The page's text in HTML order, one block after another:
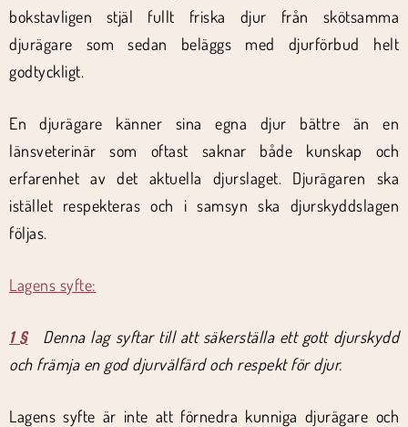
bokstavligen stjäl fullt friska djur från skötsamma
djurägare som sedan beläggs med djurförbud helt
godtyckligt.
En djurägare känner sina egna djur bättre än en
länsveterinär som oftast saknar både kunskap och
erfarenhet av det aktuella djurslaget. Djurägaren ska
istället respekteras och i samsyn ska djurskyddslagen
följas.
Lagens syfte:
1 §Denna lag syftar till att säkerställa ett gott djurskydd
och främja en god djurvälfärd och respekt för djur.
Lagens syfte är inte att förnedra kunniga djurägare och